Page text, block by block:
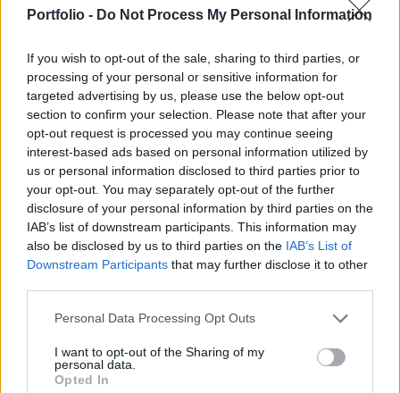
Portfolio - Do Not Process My Personal Information
If you wish to opt-out of the sale, sharing to third parties, or
processing of your personal or sensitive information for
targeted advertising by us, please use the below opt-out
section to confirm your selection. Please note that after your
opt-out request is processed you may continue seeing
interest-based ads based on personal information utilized by
us or personal information disclosed to third parties prior to
your opt-out. You may separately opt-out of the further
disclosure of your personal information by third parties on the
IAB’s list of downstream participants. This information may
also be disclosed by us to third parties on the IAB’s List of
Downstream Participants that may further disclose it to other
Personal Data Processing Opt Outs
I want to opt-out of the Sharing of my
personal data.
Opted In
inkább a partvonalra húzódnak.
Tegnap érezhetően elromlott a hangulat a
részvénypiacokon, miután különféle pletykák kaptak
szárnyra Németország esetleges leminősítésével, valamint
a határidős DAX shortolás betiltásával kapcsolatban. Bár
mindkettőt cáfolták, a piacok mégsem tudtak
megnyugodni, az amerikai indexek 1,5-2%-os eséssel
fejezték be a kereskedést. Ázsiában viszont ma reggel
nincs öntés...
KEDVES OLVASÓNK!
tartozik, melynek olvasása előfizetéses
regisztrációhoz kötött.
Az előfizetés a következőket tartalmazza: